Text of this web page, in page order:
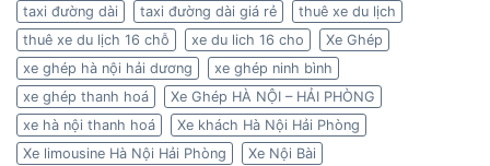
taxi đường dài
taxi đường dài giá rẻ
thuê xe du lịch
thuê xe du lịch 16 chỗ
xe du lich 16 cho
Xe Ghép
xe ghép hà nội hải dương
xe ghép ninh bình
xe ghép thanh hoá
Xe Ghép HÀ NỘI – HẢI PHÒNG
xe hà nội thanh hoá
Xe khách Hà Nội Hải Phòng
Xe limousine Hà Nội Hải Phòng
Xe Nội Bài